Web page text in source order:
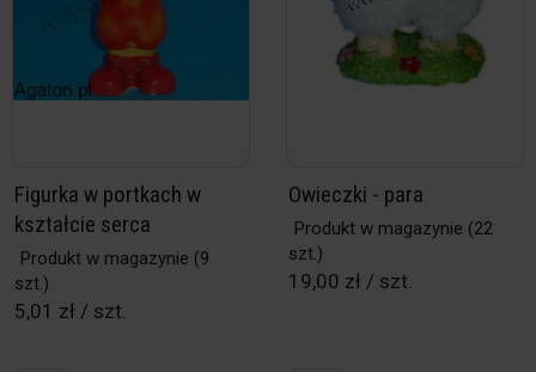
Figurka w portkach w
kształcie serca
Produkt w magazynie (9
szt.)
5,01 zł / szt.
Owieczki - para
Produkt w magazynie (22
szt.)
19,00 zł / szt.